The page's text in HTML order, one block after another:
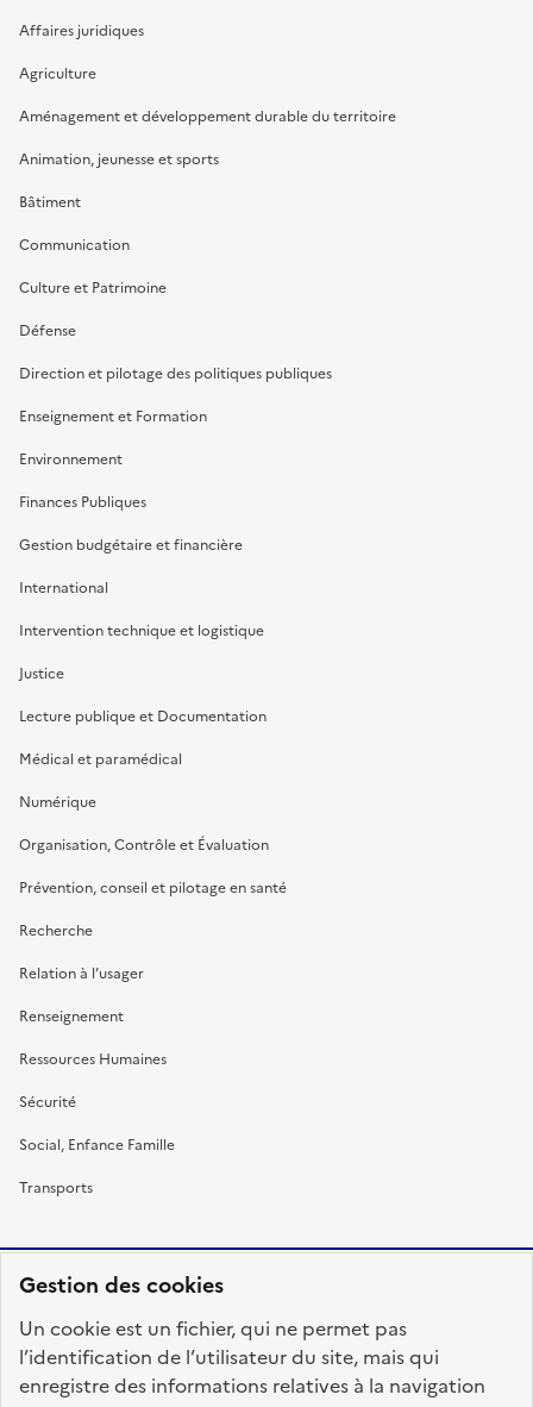
Gestion des cookies
Un cookie est un fichier, qui ne permet pas
l’identification de l’utilisateur du site, mais qui
enregistre des informations relatives à la navigation
Affaires juridiques
Agriculture
Aménagement et développement durable du territoire
Animation, jeunesse et sports
Bâtiment
Communication
Culture et Patrimoine
Défense
Direction et pilotage des politiques publiques
Enseignement et Formation
Environnement
Finances Publiques
Gestion budgétaire et financière
International
Intervention technique et logistique
Justice
Lecture publique et Documentation
Médical et paramédical
Numérique
Organisation, Contrôle et Évaluation
Prévention, conseil et pilotage en santé
Recherche
Relation à l’usager
Renseignement
Ressources Humaines
Sécurité
Social, Enfance Famille
Transports
FRANÇAISE